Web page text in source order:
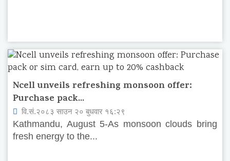
Ncell unveils refreshing monsoon offer:
Purchase pack...
वि.सं.२०८३ साउन २० बुधवार १६:२९
Kathmandu, August 5-As monsoon clouds bring
fresh energy to the...